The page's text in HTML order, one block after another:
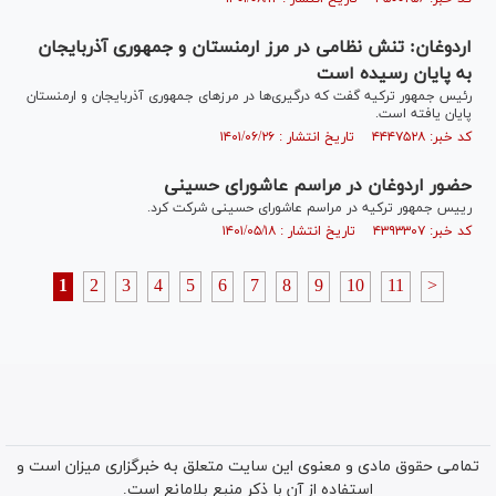
اردوغان: تنش نظامی در مرز ارمنستان و جمهوری آذربایجان
به پایان رسیده است
رئیس جمهور ترکیه گفت که درگیری‌ها در مرزهای جمهوری آذربایجان و ارمنستان
پایان یافته است.
کد خبر: ۴۴۴۷۵۲۸ تاریخ انتشار : ۱۴۰۱/۰۶/۲۶
حضور اردوغان در مراسم عاشورای حسینی
رییس جمهور ترکیه در مراسم عاشورای حسینی شرکت کرد.
کد خبر: ۴۳۹۳۳۰۷ تاریخ انتشار : ۱۴۰۱/۰۵/۱۸
1 2 3 4 5 6 7 8 9 10 11 >
تمامی حقوق مادی و معنوی این سایت متعلق به خبرگزاری میزان است و
استفاده از آن با ذکر منبع بلامانع است.